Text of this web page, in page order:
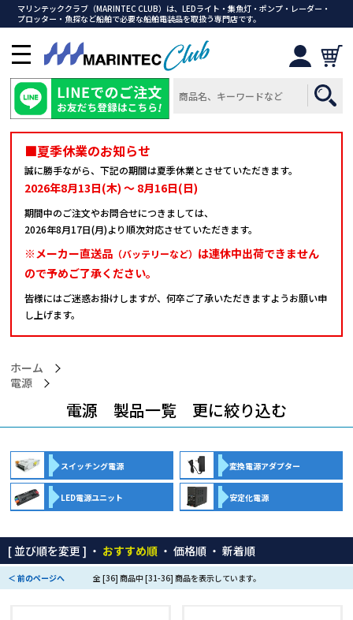
マリンテッククラブ（MARINTEC CLUB）は、LEDライト・集魚灯・ポンプ・レーダー・
プロッター・魚探など船舶で必要な船舶電装品を取扱う専門店です。
メ
ニ
ュ
ー
を
■夏季休業のお知らせ
誠に勝手ながら、下記の期間は夏季休業とさせていただきます。
2026年8月13日(木) ～ 8月16日(日)
期間中のご注文やお問合せにつきましては、
2026年8月17日(月)より順次対応させていただきます。
※メーカー直送品 （バッテリーなど） は連休中出荷できません
ので予めご了承ください。
皆様にはご迷惑お掛けしますが、何卒ご了承いただきますようお願い申
し上げます。
ホーム
電源
電源 製品一覧 更に絞り込む
スイッチング電源 変換電源アダプター
LED電源ユニット 安定化電源
[ 並び順を変更 ] ・ おすすめ順 ・ 価格順 ・ 新着順
＜ 前のページへ 全 [36] 商品中 [31-36] 商品を表示しています。